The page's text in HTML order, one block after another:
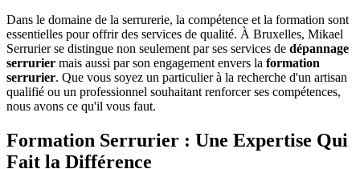
Dans le domaine de la serrurerie, la compétence et la formation sont
essentielles pour offrir des services de qualité. À Bruxelles, Mikael
Serrurier se distingue non seulement par ses services de dépannage
serrurier mais aussi par son engagement envers la formation
serrurier. Que vous soyez un particulier à la recherche d'un artisan
qualifié ou un professionnel souhaitant renforcer ses compétences,
nous avons ce qu'il vous faut.
Formation Serrurier : Une Expertise Qui
Fait la Différence